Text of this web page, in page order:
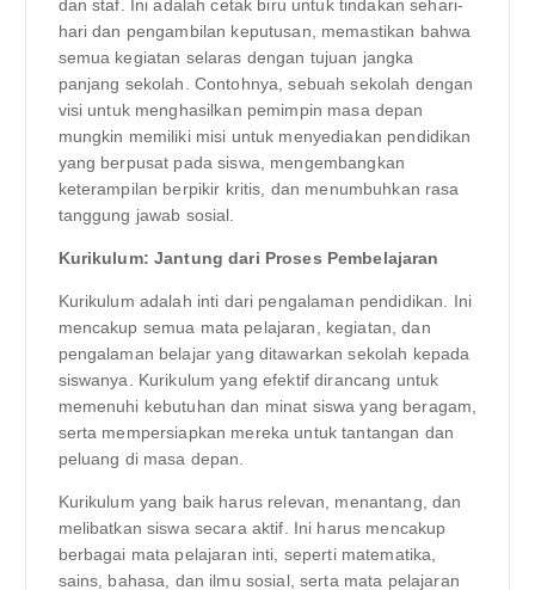
dan staf. Ini adalah cetak biru untuk tindakan sehari-
hari dan pengambilan keputusan, memastikan bahwa
semua kegiatan selaras dengan tujuan jangka
panjang sekolah. Contohnya, sebuah sekolah dengan
visi untuk menghasilkan pemimpin masa depan
mungkin memiliki misi untuk menyediakan pendidikan
yang berpusat pada siswa, mengembangkan
keterampilan berpikir kritis, dan menumbuhkan rasa
tanggung jawab sosial.
Kurikulum: Jantung dari Proses Pembelajaran
Kurikulum adalah inti dari pengalaman pendidikan. Ini
mencakup semua mata pelajaran, kegiatan, dan
pengalaman belajar yang ditawarkan sekolah kepada
siswanya. Kurikulum yang efektif dirancang untuk
memenuhi kebutuhan dan minat siswa yang beragam,
serta mempersiapkan mereka untuk tantangan dan
peluang di masa depan.
Kurikulum yang baik harus relevan, menantang, dan
melibatkan siswa secara aktif. Ini harus mencakup
berbagai mata pelajaran inti, seperti matematika,
sains, bahasa, dan ilmu sosial, serta mata pelajaran